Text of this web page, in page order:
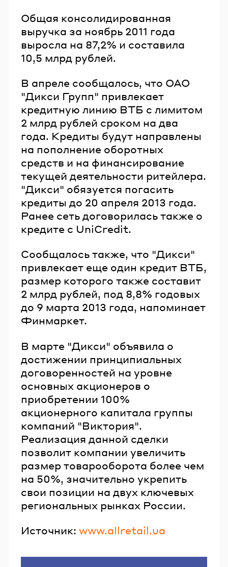
Общая консолидированная
выручка за ноябрь 2011 года
выросла на 87,2% и составила
10,5 млрд рублей.
В апреле сообщалось, что ОАО
"Дикси Групп" привлекает
кредитную линию ВТБ с лимитом
2 млрд рублей сроком на два
года. Кредиты будут направлены
на пополнение оборотных
средств и на финансирование
текущей деятельности ритейлера.
"Дикси" обязуется погасить
кредиты до 20 апреля 2013 года.
Ранее сеть договорилась также о
кредите с UniCredit.
Сообщалось также, что "Дикси"
привлекает еще один кредит ВТБ,
размер которого также составит
2 млрд рублей, под 8,8% годовых
до 9 марта 2013 года, напоминает
Финмаркет.
В марте "Дикси" объявила о
достижении принципиальных
договоренностей на уровне
основных акционеров о
приобретении 100%
акционерного капитала группы
компаний "Виктория".
Реализация данной сделки
позволит компании увеличить
размер товарооборота более чем
на 50%, значительно укрепить
свои позиции на двух ключевых
региональных рынках России.
Источник: www.allretail.ua